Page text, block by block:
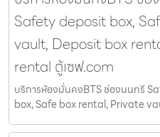
Safety deposit box,
vault, Deposit box
rental ตู้เซฟ.com
บริการห้องมั่นคงBTS ช่องนนทรี
box, Safe box rental, Private